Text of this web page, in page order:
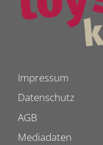
Impressum
Datenschutz
AGB
Mediadaten